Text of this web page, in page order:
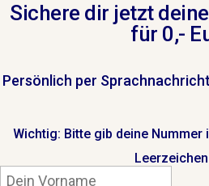
Sichere dir jetzt
für 0,-
Persönlich per
Wichtig: Bitte gib deine Nummer